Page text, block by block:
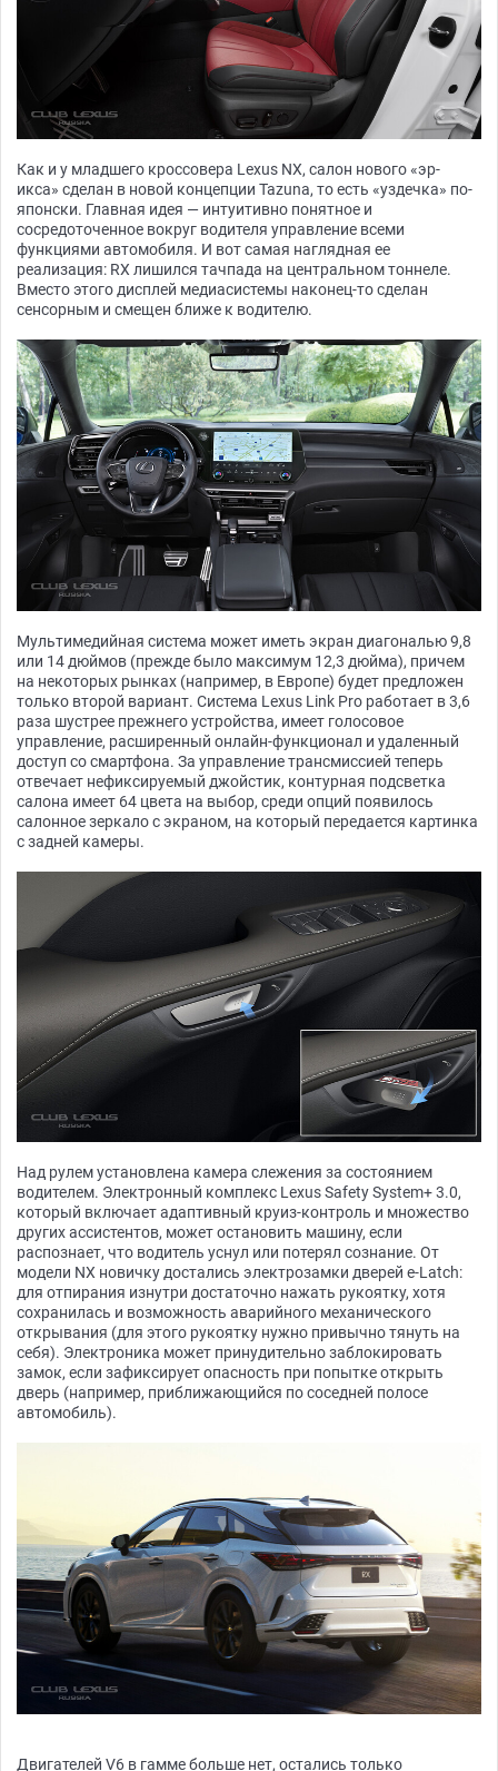
Как и у младшего кроссовера Lexus NX, салон нового «эр-
икса» сделан в новой концепции Tazuna, то есть «уздечка» по-
японски. Главная идея — интуитивно понятное и
сосредоточенное вокруг водителя управление всеми
функциями автомобиля. И вот самая наглядная ее
реализация: RX лишился тачпада на центральном тоннеле.
Вместо этого дисплей медиасистемы наконец-то сделан
сенсорным и смещен ближе к водителю.
Мультимедийная система может иметь экран диагональю 9,8
или 14 дюймов (прежде было максимум 12,3 дюйма), причем
на некоторых рынках (например, в Европе) будет предложен
только второй вариант. Система Lexus Link Pro работает в 3,6
раза шустрее прежнего устройства, имеет голосовое
управление, расширенный онлайн-функционал и удаленный
доступ со смартфона. За управление трансмиссией теперь
отвечает нефиксируемый джойстик, контурная подсветка
салона имеет 64 цвета на выбор, среди опций появилось
салонное зеркало с экраном, на который передается картинка
с задней камеры.
Над рулем установлена камера слежения за состоянием
водителем. Электронный комплекс Lexus Safety System+ 3.0,
который включает адаптивный круиз-контроль и множество
других ассистентов, может остановить машину, если
распознает, что водитель уснул или потерял сознание. От
модели NX новичку достались электрозамки дверей e-Latch:
для отпирания изнутри достаточно нажать рукоятку, хотя
сохранилась и возможность аварийного механического
открывания (для этого рукоятку нужно привычно тянуть на
себя). Электроника может принудительно заблокировать
замок, если зафиксирует опасность при попытке открыть
дверь (например, приближающийся по соседней полосе
автомобиль).
Двигателей V6 в гамме больше нет, остались только